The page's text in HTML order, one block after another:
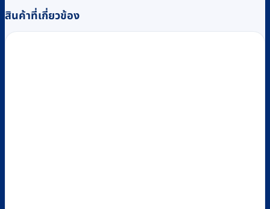
สินค้าที่เกี่ยวข้อง